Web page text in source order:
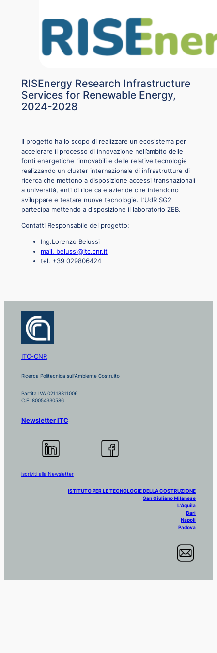
RISEnergy Research Infrastructure
Services for Renewable Energy,
2024-2028
Il progetto ha lo scopo di realizzare un ecosistema per
accelerare il processo di innovazione nell’ambito delle
fonti energetiche rinnovabili e delle relative tecnologie
realizzando un cluster internazionale di infrastrutture di
ricerca che mettono a disposizione accessi transnazionali
a università, enti di ricerca e aziende che intendono
sviluppare e testare nuove tecnologie. L’UdR SG2
partecipa mettendo a disposizione il laboratorio ZEB.
Contatti Responsabile del progetto:
Ing.Lorenzo Belussi
mail. belussi@itc.cnr.it
tel. +39 029806424
ITC-CNR
Ricerca Politecnica sull'Ambiente Costruito
Partita IVA 02118311006
C.F. 80054330586
Newsletter ITC
iscriviti alla Newsletter
ISTITUTO PER LE TECNOLOGIE DELLA COSTRUZIONE
San Giuliano Milanese
L’Aquila
Bari
Napoli
Padova